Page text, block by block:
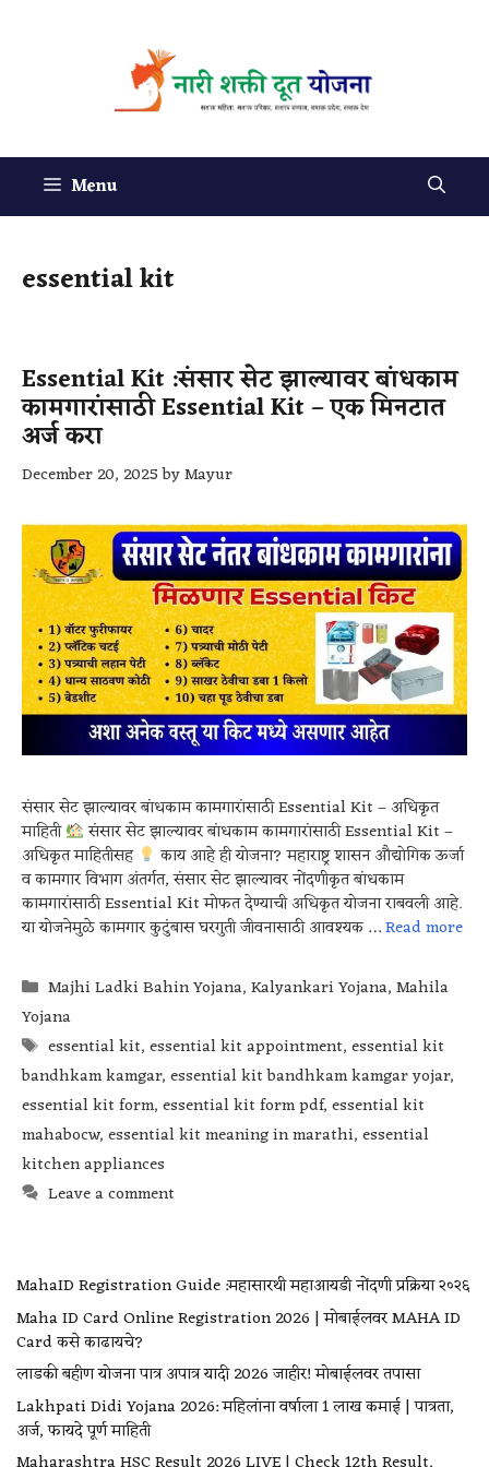
Menu
essential kit
Essential Kit :संसार सेट झाल्यावर बांधकाम
कामगारांसाठी Essential Kit – एक मिनटात
अर्ज करा
December 20, 2025byMayur
संसार सेट झाल्यावर बांधकाम कामगारांसाठी Essential Kit – अधिकृत
माहिती
संसार सेट झाल्यावर बांधकाम कामगारांसाठी Essential Kit –
अधिकृत माहितीसह
काय आहे ही योजना? महाराष्ट्र शासन औद्योगिक ऊर्जा
व कामगार विभाग अंतर्गत, संसार सेट झाल्यावर नोंदणीकृत बांधकाम
कामगारांसाठी Essential Kit मोफत देण्याची अधिकृत योजना राबवली आहे.
या योजनेमुळे कामगार कुटुंबास घरगुती जीवनासाठी आवश्यक …Read more
Majhi Ladki Bahin Yojana,Kalyankari Yojana,Mahila
Yojana
essential kit,essential kit appointment,essential kit
bandhkam kamgar,essential kit bandhkam kamgar yojar,
essential kit form,essential kit form pdf,essential kit
mahabocw,essential kit meaning in marathi,essential
kitchen appliances
Leave a comment
MahaID Registration Guide :महासारथी महाआयडी नोंदणी प्रक्रिया २०२६
Maha ID Card Online Registration 2026 | मोबाईलवर MAHA ID
Card कसे काढायचे?
लाडकी बहीण योजना पात्र अपात्र यादी 2026 जाहीर! मोबाईलवर तपासा
Lakhpati Didi Yojana 2026: महिलांना वर्षाला ₹1 लाख कमाई | पात्रता,
अर्ज, फायदे पूर्ण माहिती